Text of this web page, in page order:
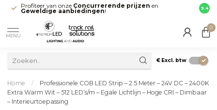
Profiteer van onze Concurrerende prijzen en
Geweldige aanbiedingen! direct
9.4
MENU
0
€ Excl. btw
Home /
Professionele COB LED Strip – 2.5 Meter – 24V DC – 2400K
Extra Warm Wit – 512 LED’s/m – Egale Lichtlijn – Hoge CRI – Dimbaar
– Interieurtoepassing